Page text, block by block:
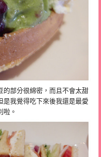
的部分很綿密，而且不會太甜
是我覺得吃下來後我還是最愛
啦。